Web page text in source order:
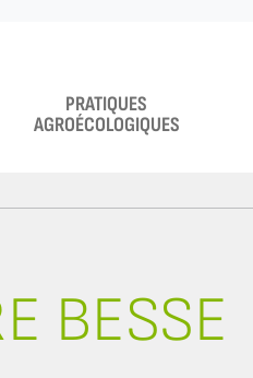
PRATIQUES
AGROÉCOLOGIQUES
BESSE